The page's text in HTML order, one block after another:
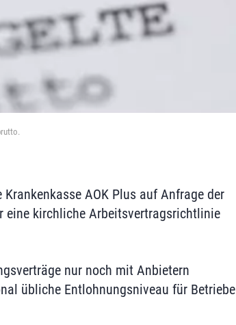
AOK Plus auf Anfrage der
eine kirchliche Arbeitsvertragsrichtlinie
nur noch mit Anbietern
übliche Entlohnungsniveau für Betriebe